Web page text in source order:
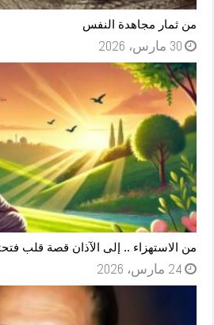
من ثمار مجاهدة النفس
30 مارس، 2026
من الاستهزاء .. إلى الآذان قصة قلب
24 مارس، 2026